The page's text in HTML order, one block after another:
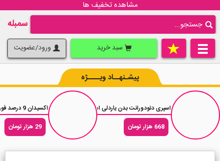
مشاهده تخفیف ها
سمبله
سبد خرید ورود/عضویت
پیشـنهــاد ویــــژه
اسپری دئودورانت بدن یاردلی اسپرت Yardley Sport حجم 150 میلی لیتر
668 هزار تومان
اکسیدان 9 درصد فورگرلز شماره 30 حجم 180 میل
29 هزار تومان